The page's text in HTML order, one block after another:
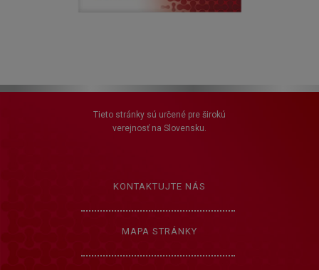
Tieto stránky sú určené pre širokú
verejnosť na Slovensku.
KONTAKTUJTE NÁS
MAPA STRÁNKY